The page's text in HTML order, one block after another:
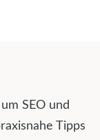
SEO und
Tipps